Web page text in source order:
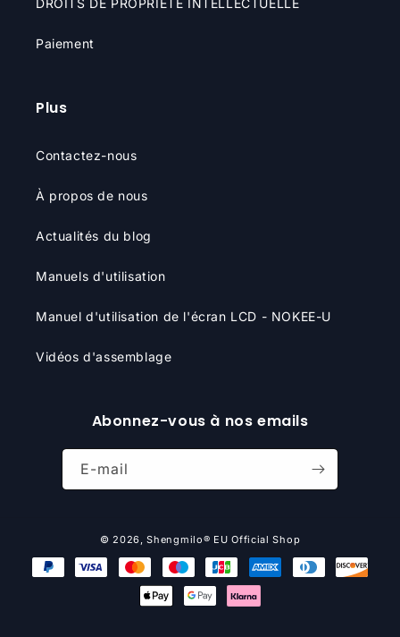
DROITS DE PROPRIÉTÉ INTELLECTUELLE
Paiement
Plus
Contactez-nous
À propos de nous
Actualités du blog
Manuels d'utilisation
Manuel d'utilisation de l'écran LCD - NOKEE-U
Vidéos d'assemblage
Abonnez-vous à nos emails
E-mail
© 2026,Shengmilo® EU Official Shop